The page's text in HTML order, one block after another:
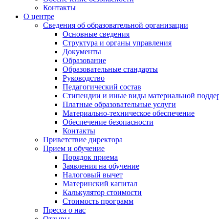
Контакты
О центре
Сведения об образовательной организации
Основные сведения
Структура и органы управления
Документы
Образование
Образовательные стандарты
Руководство
Педагогический состав
Стипендии и иные виды материальной
Платные образовательные услуги
Материально-техническое обеспечение
Обеспечение безопасности
Контакты
Приветствие директора
Прием и обучение
Порядок приема
Заявления на обучение
Налоговый вычет
Материнский капитал
Калькулятор стоимости
Стоимость программ
Пресса о нас